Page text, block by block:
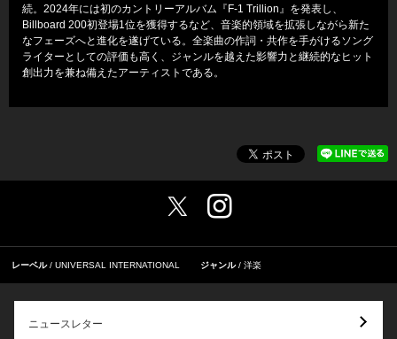
続。2024年には初のカントリーアルバム『F-1 Trillion』を発表し、
Billboard 200初登場1位を獲得するなど、音楽的領域を拡張しながら新た
なフェーズへと進化を遂げている。全楽曲の作詞・共作を手がけるソング
ライターとしての評価も高く、ジャンルを越えた影響力と継続的なヒット
創出力を兼ね備えたアーティストである。
レーベル UNIVERSAL INTERNATIONAL ジャンル 洋楽
ニュースレター